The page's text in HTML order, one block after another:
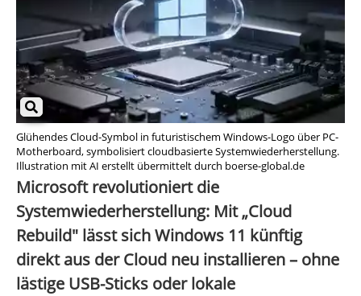
Glühendes Cloud-Symbol in futuristischem Windows-Logo über PC-
Motherboard, symbolisiert cloudbasierte Systemwiederherstellung.
Illustration mit AI erstellt übermittelt durch boerse-global.de
Microsoft revolutioniert die
Systemwiederherstellung: Mit „Cloud
Rebuild" lässt sich Windows 11 künftig
direkt aus der Cloud neu installieren – ohne
lästige USB-Sticks oder lokale